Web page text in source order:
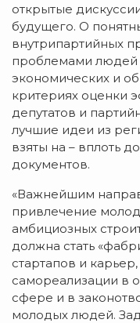
открытые
будущего. О
внутрипартийных
проблемами
экономических и
критериях оценки
депутатов и
лучшие идеи из
взяты на – вплоть
документов.
«Важнейшим
привлечение
амбициозных
должна стать
стартапов и
самореализации в
сфере и в
молодых людей.